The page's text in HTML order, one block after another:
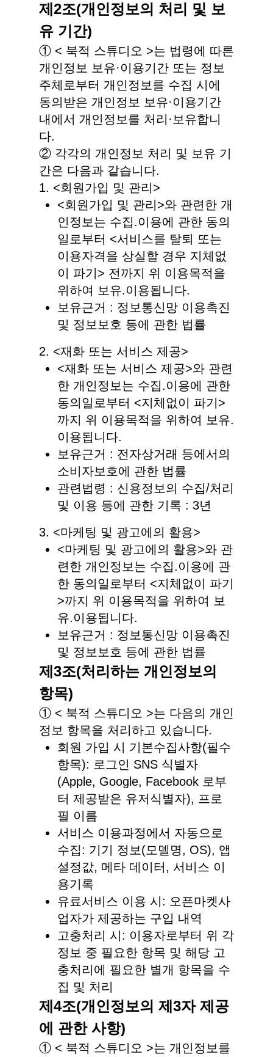
제2조(개인정보의 처리 및 보
유 기간)
① < 북적 스튜디오 >는 법령에 따른
개인정보 보유·이용기간 또는 정보
주체로부터 개인정보를 수집 시에
동의받은 개인정보 보유·이용기간
내에서 개인정보를 처리·보유합니
다.
② 각각의 개인정보 처리 및 보유 기
간은 다음과 같습니다.
1. <회원가입 및 관리>
<회원가입 및 관리>와 관련한 개
인정보는 수집.이용에 관한 동의
일로부터 <서비스를 탈퇴 또는
이용자격을 상실할 경우 지체없
이 파기> 전까지 위 이용목적을
위하여 보유.이용됩니다.
보유근거 : 정보통신망 이용촉진
및 정보보호 등에 관한 법률
2. <재화 또는 서비스 제공>
<재화 또는 서비스 제공>와 관련
한 개인정보는 수집.이용에 관한
동의일로부터 <지체없이 파기>
까지 위 이용목적을 위하여 보유.
이용됩니다.
보유근거 : 전자상거래 등에서의
소비자보호에 관한 법률
관련법령 : 신용정보의 수집/처리
및 이용 등에 관한 기록 : 3년
3. <마케팅 및 광고에의 활용>
<마케팅 및 광고에의 활용>와 관
련한 개인정보는 수집.이용에 관
한 동의일로부터 <지체없이 파기
>까지 위 이용목적을 위하여 보
유.이용됩니다.
보유근거 : 정보통신망 이용촉진
및 정보보호 등에 관한 법률
제3조(처리하는 개인정보의
항목)
① < 북적 스튜디오 >는 다음의 개인
정보 항목을 처리하고 있습니다.
회원 가입 시 기본수집사항(필수
항목): 로그인 SNS 식별자
(Apple, Google, Facebook 로부
터 제공받은 유저식별자), 프로
필 이름
서비스 이용과정에서 자동으로
수집: 기기 정보(모델명, OS), 앱
설정값, 메타 데이터, 서비스 이
용기록
유료서비스 이용 시: 오픈마켓사
업자가 제공하는 구입 내역
고충처리 시: 이용자로부터 위 각
정보 중 필요한 항목 및 해당 고
충처리에 필요한 별개 항목을 수
집 및 처리
제4조(개인정보의 제3자 제공
에 관한 사항)
① < 북적 스튜디오 >는 개인정보를